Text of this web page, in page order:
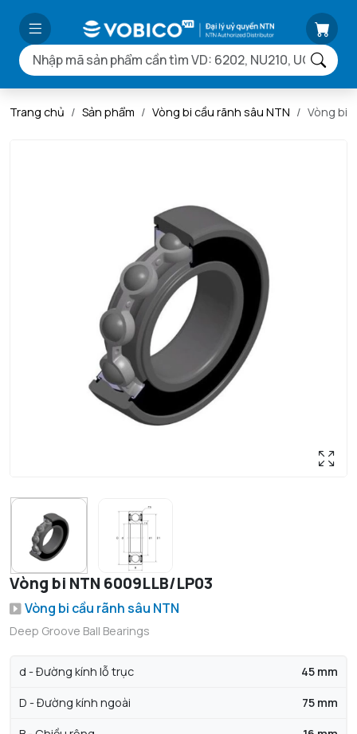
Trang chủ Sản phẩm Vòng bi cầu rãnh sâu NTN Vòng bi
Vòng bi NTN 6009LLB/LP03
Vòng bi cầu rãnh sâu NTN
Deep Groove Ball Bearings
d - Đường kính lỗ trục 45 mm
D - Đường kính ngoài 75 mm